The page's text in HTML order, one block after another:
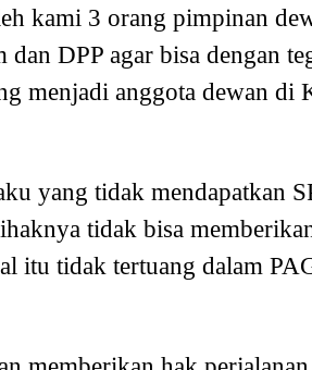
kami 3 orang pimpinan
dan DPP agar bisa dengan
menjadi anggota dewan di
yang tidak mendapatkan
tidak bisa
itu tidak tertuang dalam